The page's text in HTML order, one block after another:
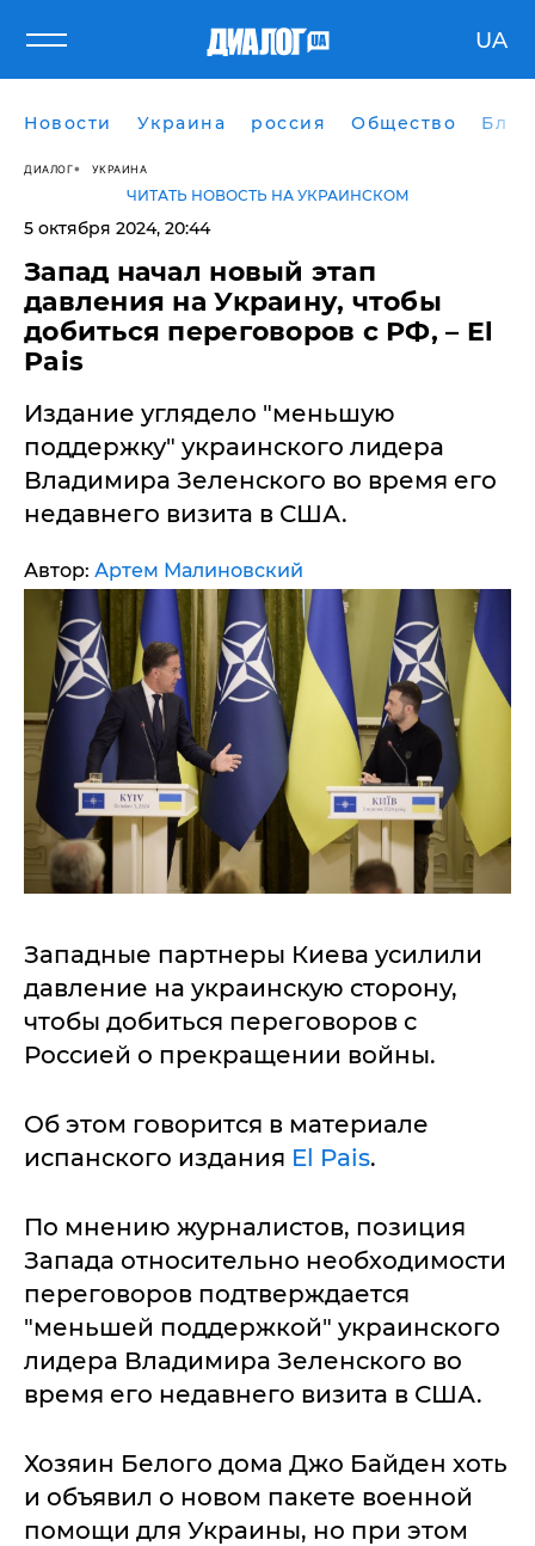
UA
Новости Украина россия Общество
ДИАЛОГ УКРАИНА
ЧИТАТЬ НОВОСТЬ НА УКРАИНСКОМ
5 октября 2024, 20:44
Запад начал новый этап
давления на Украину, чтобы
добиться переговоров с РФ, – El
Pais
Издание углядело "меньшую
поддержку" украинского лидера
Владимира Зеленского во время его
недавнего визита в США.
Автор: Артем Малиновский
Западные партнеры Киева усилили
давление на украинскую сторону,
чтобы добиться переговоров с
Россией о прекращении войны.
Об этом говорится в материале
испанского издания El Pais.
По мнению журналистов, позиция
Запада относительно необходимости
переговоров подтверждается
"меньшей поддержкой" украинского
лидера Владимира Зеленского во
время его недавнего визита в США.
Хозяин Белого дома Джо Байден хоть
и объявил о новом пакете военной
помощи для Украины, но при этом